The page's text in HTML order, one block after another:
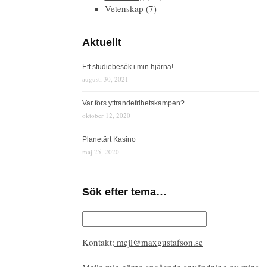
Vetenskap (7)
Aktuellt
Ett studiebesök i min hjärna!
augusti 30, 2021
Var förs yttrandefrihetskampen?
oktober 12, 2020
Planetärt Kasino
maj 25, 2020
Sök efter tema…
Kontakt: mejl@maxgustafson.se